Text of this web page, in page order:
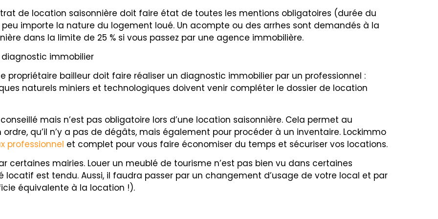
de location saisonnière doit faire état de toutes les mentions obligatoires (durée du
importe la nature du logement loué. Un acompte ou des arrhes sont demandés à la
dans la limite de 25 % si vous passez par une agence immobilière.
diagnostic immobilier
propriétaire bailleur doit faire réaliser un diagnostic immobilier par un professionnel :
naturels miniers et technologiques doivent venir compléter le dossier de location
mais n’est pas obligatoire lors d’une location saisonnière. Cela permet au
qu’il n’y a pas de dégâts, mais également pour procéder à un inventaire. Lockimmo
professionnel et complet pour vous faire économiser du temps et sécuriser vos locations.
certaines mairies. Louer un meublé de tourisme n’est pas bien vu dans certaines
locatif est tendu. Aussi, il faudra passer par un changement d’usage de votre local et par
équivalente à la location !).